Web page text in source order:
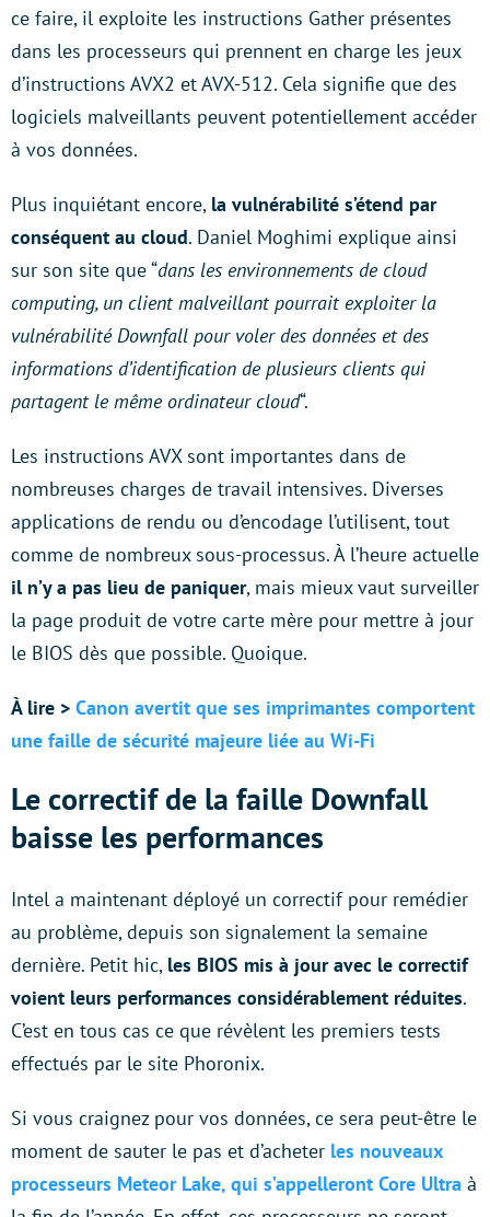
ce faire, il exploite les instructions Gather présentes
dans les processeurs qui prennent en charge les jeux
d’instructions AVX2 et AVX-512. Cela signifie que des
logiciels malveillants peuvent potentiellement accéder
à vos données.
Plus inquiétant encore, la vulnérabilité s’étend par
conséquent au cloud. Daniel Moghimi explique ainsi
sur son site que “dans les environnements de cloud
computing, un client malveillant pourrait exploiter la
vulnérabilité Downfall pour voler des données et des
informations d’identification de plusieurs clients qui
partagent le même ordinateur cloud“.
Les instructions AVX sont importantes dans de
nombreuses charges de travail intensives. Diverses
applications de rendu ou d’encodage l’utilisent, tout
comme de nombreux sous-processus. À l’heure actuelle
il n’y a pas lieu de paniquer, mais mieux vaut surveiller
la page produit de votre carte mère pour mettre à jour
le BIOS dès que possible. Quoique.
À lire > Canon avertit que ses imprimantes comportent
une faille de sécurité majeure liée au Wi-Fi
Le correctif de la faille Downfall
baisse les performances
Intel a maintenant déployé un correctif pour remédier
au problème, depuis son signalement la semaine
dernière. Petit hic, les BIOS mis à jour avec le correctif
voient leurs performances considérablement réduites.
C’est en tous cas ce que révèlent les premiers tests
effectués par le site Phoronix.
Si vous craignez pour vos données, ce sera peut-être le
moment de sauter le pas et d’acheter les nouveaux
processeurs Meteor Lake, qui s’appelleront Core Ultra à